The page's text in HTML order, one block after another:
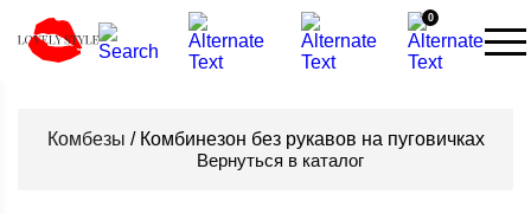
0
Комбезы / Комбинезон без рукавов на пуговичках
Вернуться в каталог